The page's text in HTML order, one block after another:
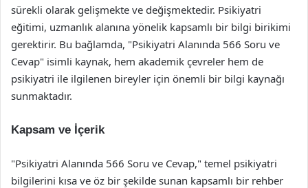
sürekli olarak gelişmekte ve değişmektedir. Psikiyatri
eğitimi, uzmanlık alanına yönelik kapsamlı bir bilgi birikimi
gerektirir. Bu bağlamda, "Psikiyatri Alanında 566 Soru ve
Cevap" isimli kaynak, hem akademik çevreler hem de
psikiyatri ile ilgilenen bireyler için önemli bir bilgi kaynağı
sunmaktadır.
Kapsam ve İçerik
"Psikiyatri Alanında 566 Soru ve Cevap," temel psikiyatri
bilgilerini kısa ve öz bir şekilde sunan kapsamlı bir rehber